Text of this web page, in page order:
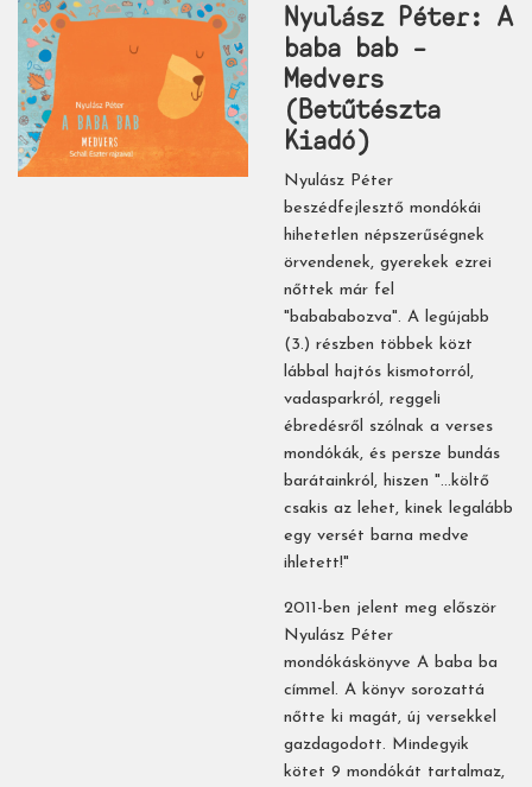
Nyulász Péter: A
baba bab –
Medvers
(Betűtészta
Kiadó)
Nyulász Péter
beszédfejlesztő mondókái
hihetetlen népszerűségnek
örvendenek, gyerekek ezrei
nőttek már fel
"babababozva". A legújabb
(3.) részben többek közt
lábbal hajtós kismotorról,
vadasparkról, reggeli
ébredésről szólnak a verses
mondókák, és persze bundás
barátainkról, hiszen "...költő
csakis az lehet, kinek legalább
egy versét barna medve
ihletett!"
2011-ben jelent meg először
Nyulász Péter
mondókáskönyve A baba ba
címmel. A könyv sorozattá
nőtte ki magát, új versekkel
gazdagodott. Mindegyik
kötet 9 mondókát tartalmaz,